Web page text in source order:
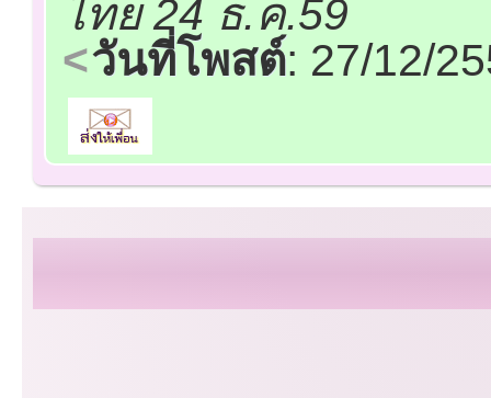
ไทย 24 ธ.ค.59
วันที่โพสต์: 27/12/